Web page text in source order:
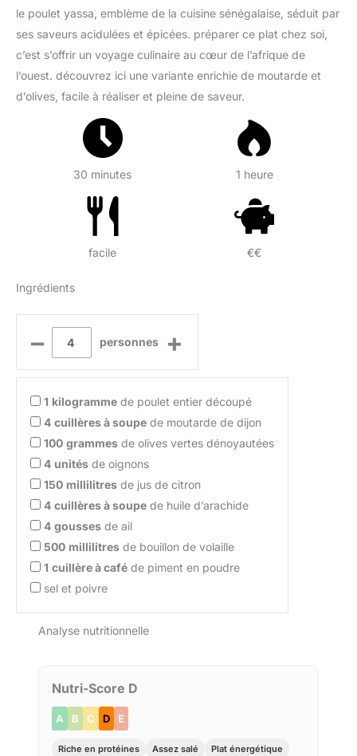
le poulet yassa, emblème de la cuisine sénégalaise, séduit par
ses saveurs acidulées et épicées. préparer ce plat chez soi,
c’est s’offrir un voyage culinaire au cœur de l’afrique de
l’ouest. découvrez ici une variante enrichie de moutarde et
d’olives, facile à réaliser et pleine de saveur.
30 minutes 1 heure
facile €€
Ingrédients
– personnes +
1 kilogramme de poulet entier découpé
4 cuillères à soupe de moutarde de dijon
100 grammes de olives vertes dénoyautées
4 unités de oignons
150 millilitres de jus de citron
4 cuillères à soupe de huile d’arachide
4 gousses de ail
500 millilitres de bouillon de volaille
1 cuillère à café de piment en poudre
sel et poivre
Analyse nutritionnelle
Nutri-Score D
A B C D E
Riche en protéines Assez salé
Plat énergétique